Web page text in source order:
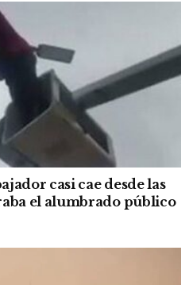
casi cae desde las
el alumbrado público